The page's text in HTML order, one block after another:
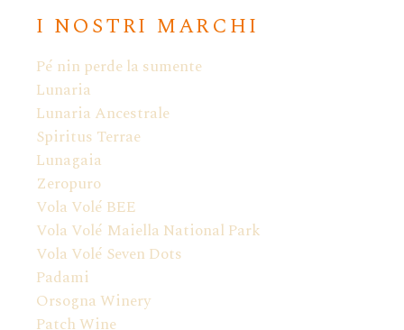
I NOSTRI MARCHI
Pé nin perde la sumente
Lunaria
Lunaria Ancestrale
Spiritus Terrae
Lunagaia
Zeropuro
Vola Volé BEE
Vola Volé Maiella National Park
Vola Volé Seven Dots
Padami
Orsogna Winery
Patch Wine